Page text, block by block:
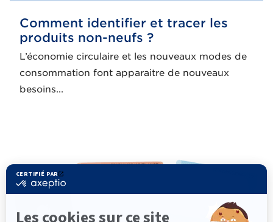
Comment identifier et tracer les
produits non-neufs ?
L’économie circulaire et les nouveaux modes de
consommation font apparaitre de nouveaux
besoins...